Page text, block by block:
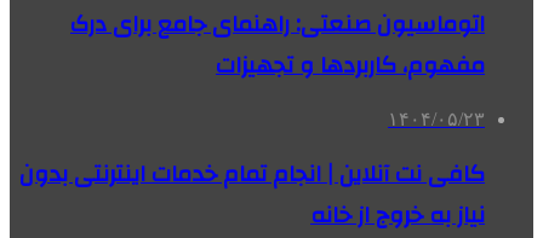
اتوماسیون صنعتی: راهنمای جامع برای درک
مفهوم، کاربردها و تجهیزات
۱۴۰۴/۰۵/۲۳
کافی نت آنلاین | انجام تمام خدمات اینترنتی بدون
نیاز به خروج از خانه